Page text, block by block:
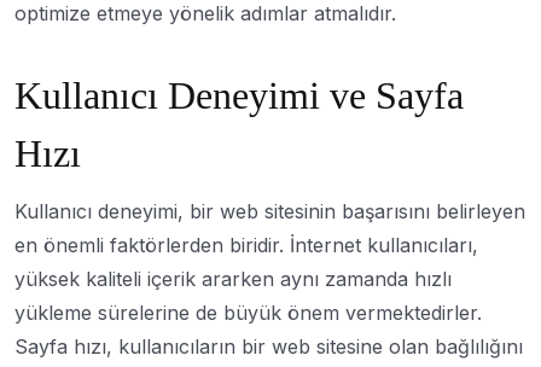
optimize etmeye yönelik adımlar atmalıdır.
Kullanıcı Deneyimi ve Sayfa
Hızı
Kullanıcı deneyimi, bir web sitesinin başarısını belirleyen
en önemli faktörlerden biridir. İnternet kullanıcıları,
yüksek kaliteli içerik ararken aynı zamanda hızlı
yükleme sürelerine de büyük önem vermektedirler.
Sayfa hızı, kullanıcıların bir web sitesine olan bağlılığını